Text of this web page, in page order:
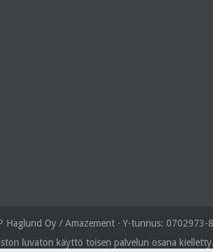
Haglund Oy / Amazement · Y-tunnus: 0702973-8
luvaton käyttö toisen palvelun osana kielletty.